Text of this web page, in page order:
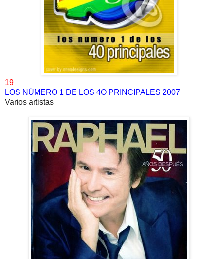
19
LOS NÚMERO 1 DE LOS 4O PRINCIPALES 2007
Varios artistas